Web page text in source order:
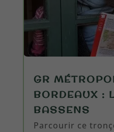
GR
BORDEAUX :
BASSENS
Parcourir ce